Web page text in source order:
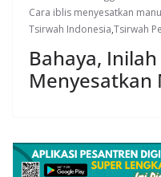
Cara iblis menyesatkan
Tsirwah Indonesia,Tsirwah
Bahaya,
Menyesatkan